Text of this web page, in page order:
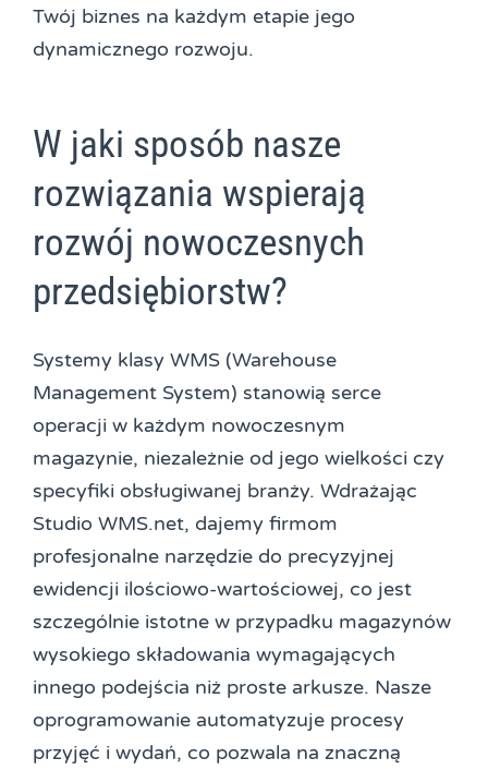
Twój biznes na każdym etapie jego
dynamicznego rozwoju.
W jaki sposób nasze
rozwiązania wspierają
rozwój nowoczesnych
przedsiębiorstw?
Systemy klasy WMS (Warehouse
Management System) stanowią serce
operacji w każdym nowoczesnym
magazynie, niezależnie od jego wielkości czy
specyfiki obsługiwanej branży. Wdrażając
Studio WMS.net, dajemy firmom
profesjonalne narzędzie do precyzyjnej
ewidencji ilościowo-wartościowej, co jest
szczególnie istotne w przypadku magazynów
wysokiego składowania wymagających
innego podejścia niż proste arkusze. Nasze
oprogramowanie automatyzuje procesy
przyjęć i wydań, co pozwala na znaczną